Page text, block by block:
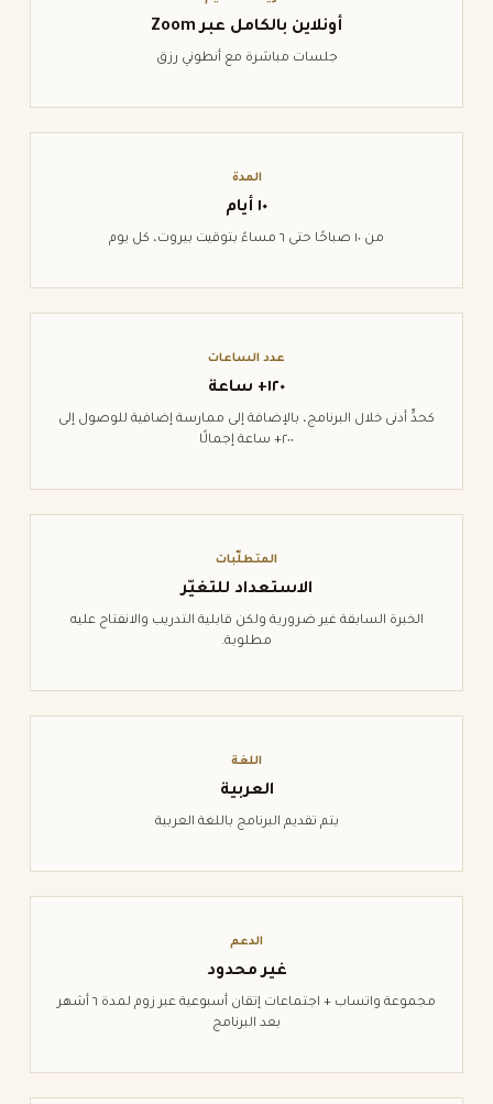
أونلاين بالكامل عبرZoom
جلسات مباشرة مع أنطوني رزق
المدة
١٠ أيام
من ١٠ صباحًا حتى ٦ مساءً بتوقيت بيروت، كل يوم
عدد الساعات
١٢٠+ ساعة
كحدٍّ أدنى خلال البرنامج، بالإضافة إلى ممارسة إضافية للوصول إلى
٢٠٠+ ساعة إجمالًا
المتطلّبات
الاستعداد للتغيّر
الخبرة السابقة غير ضرورية ولكن قابلية التدريب والانفتاح عليه
مطلوبة.
اللغة
العربية
يتم تقديم البرنامج باللغة العربية
الدعم
غير محدود
مجموعة واتساب + اجتماعات إتقان أسبوعية عبر زوم لمدة ٦ أشهر
بعد البرنامج